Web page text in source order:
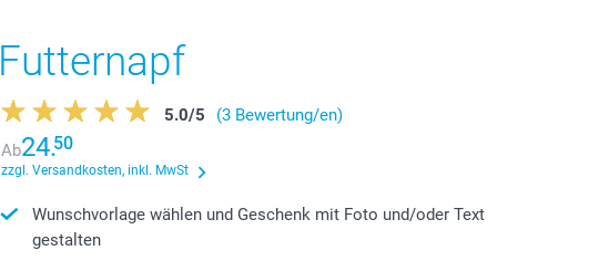
Futternapf
5.0/5
(3 Bewertung/en)
Ab24.50
zzgl. Versandkosten, inkl. MwSt
Wunschvorlage wählen und Geschenk mit Foto und/oder Text
gestalten